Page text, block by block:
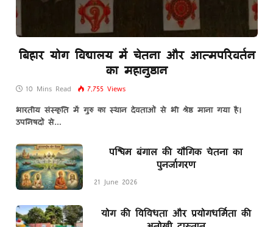
बिहार योग विद्यालय में चेतना और आत्मपरिवर्तन
का महानुष्ठान
10 Mins Read 7,755 Views
भारतीय संस्कृति में गुरु का स्थान देवताओं से भी श्रेष्ठ माना गया है।
उपनिषदों से…
पश्चिम बंगाल की यौगिक चेतना का
पुनर्जागरण
21 June 2026
योग की विविधता और प्रयोगधर्मिता की